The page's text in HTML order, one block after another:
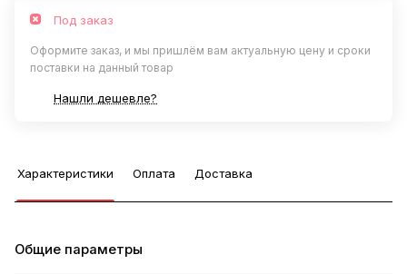
Под заказ
Оформите заказ, и мы пришлём вам актуальную цену и сроки
поставки на данный товар
Нашли дешевле?
Характеристики Оплата Доставка
Общие параметры